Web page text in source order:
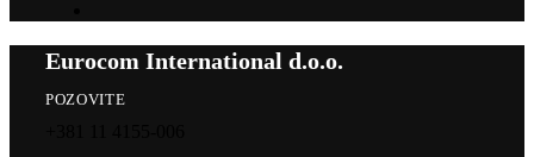
Eurocom International d.o.o.
POZOVITE